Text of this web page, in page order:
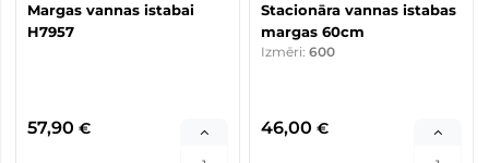
Margas vannas istabai
H7957
57,90 €
Stacionāra vannas istabas
margas 60cm
Izmēri: 600
46,00 €